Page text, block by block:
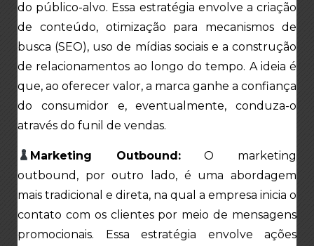
do público-alvo. Essa estratégia envolve a criação
de conteúdo, otimização para mecanismos de
busca (SEO), uso de mídias sociais e a construção
de relacionamentos ao longo do tempo. A ideia é
que, ao oferecer valor, a marca ganhe a confiança
do consumidor e, eventualmente, conduza-o
através do funil de vendas.
Marketing Outbound:O marketing
outbound, por outro lado, é uma abordagem
mais tradicional e direta, na qual a empresa inicia o
contato com os clientes por meio de mensagens
promocionais. Essa estratégia envolve ações